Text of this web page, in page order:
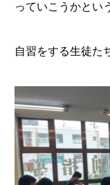
っていこうかとい
自習をする生徒た